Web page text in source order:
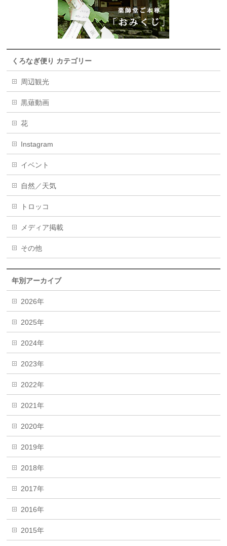
くろなぎ便り カテゴリー
周辺観光
黒薙動画
花
Instagram
イベント
自然／天気
トロッコ
メディア掲載
その他
年別アーカイブ
2026年
2025年
2024年
2023年
2022年
2021年
2020年
2019年
2018年
2017年
2016年
2015年